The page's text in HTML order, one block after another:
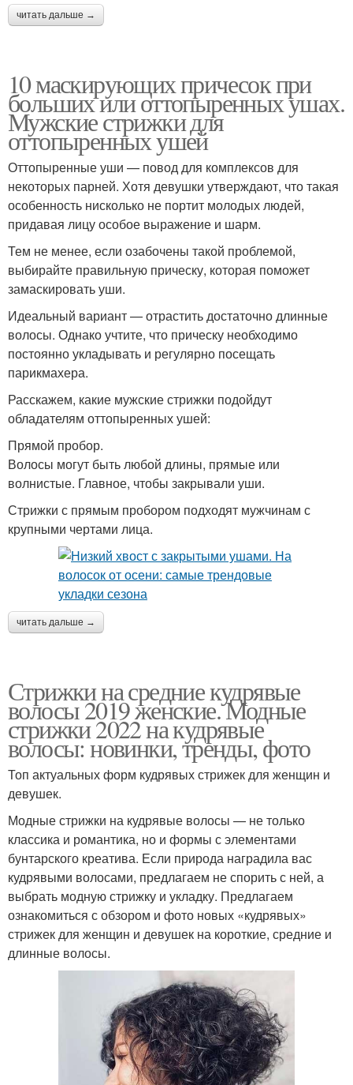
читать дальше →
10 маскирующих причесок при
больших или оттопыренных ушах.
Мужские стрижки для
оттопыренных ушей
Оттопыренные уши — повод для комплексов для
некоторых парней. Хотя девушки утверждают, что такая
особенность нисколько не портит молодых людей,
придавая лицу особое выражение и шарм.
Тем не менее, если озабочены такой проблемой,
выбирайте правильную прическу, которая поможет
замаскировать уши.
Идеальный вариант — отрастить достаточно длинные
волосы. Однако учтите, что прическу необходимо
постоянно укладывать и регулярно посещать
парикмахера.
Расскажем, какие мужские стрижки подойдут
обладателям оттопыренных ушей:
Прямой пробор.
Волосы могут быть любой длины, прямые или
волнистые. Главное, чтобы закрывали уши.
Стрижки с прямым пробором подходят мужчинам с
крупными чертами лица.
читать дальше →
Стрижки на средние кудрявые
волосы 2019 женские. Модные
стрижки 2022 на кудрявые
волосы: новинки, тренды, фото
Топ актуальных форм кудрявых стрижек для женщин и
девушек.
Модные стрижки на кудрявые волосы — не только
классика и романтика, но и формы с элементами
бунтарского креатива. Если природа наградила вас
кудрявыми волосами, предлагаем не спорить с ней, а
выбрать модную стрижку и укладку.⁣⁣ Предлагаем
ознакомиться с обзором и фото новых «кудрявых»
стрижек для женщин и девушек на короткие, средние и
длинные волосы.